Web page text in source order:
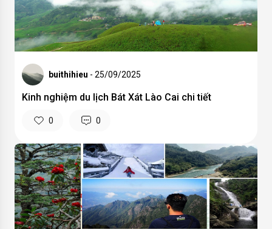
buithihieu - 25/09/2025
Kinh nghiệm du lịch Bát Xát Lào Cai chi tiết
0 0